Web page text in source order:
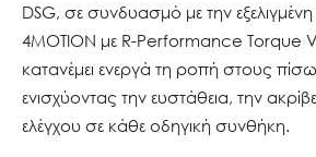
DSG, σε συνδυασμό με την εξελιγμένη
4MOTION με R-Performance Torque
κατανέμει ενεργά τη ροπή στους
ενισχύοντας την ευστάθεια, την
ελέγχου σε κάθε οδηγική συνθήκη.